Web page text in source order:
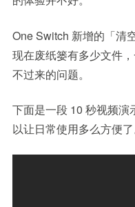
One Switch 新增的「清
现在废纸篓有多少文件
不过来的问题。
下面是一段 10 秒视频
以让日常使用多么方便了